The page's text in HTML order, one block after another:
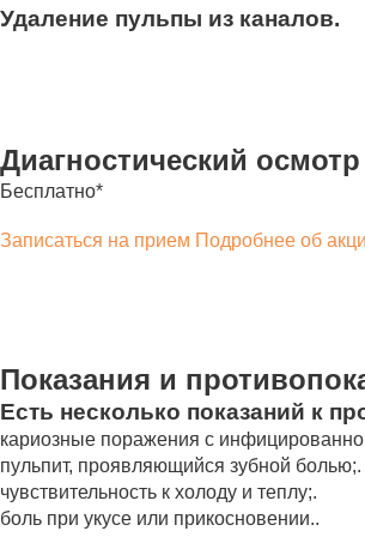
Удаление пульпы из каналов.
Диагностический осмотр
Бесплатно*
Записаться на прием Подробнее об
Показания и
Есть несколько показаний к
кариозные поражения с
пульпит, проявляющийся зубной болью;.
чувствительность к холоду и теплу;.
боль при укусе или прикосновении..